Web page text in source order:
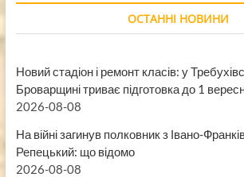
ОСТАННІ НОВИНИ
Новий стадіон і ремонт класів: у
Броварщині триває підготовка до 1
2026-08-08
На війні загинув полковник з Івано-
Репецький: що відомо
2026-08-08